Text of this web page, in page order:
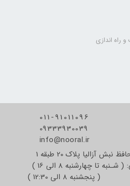
راه اندازی
011-91011096
09333930039
info@nooral.ir
آزالیا پلاک 20 طبقه 1
تا چهارشنبه 8 الی 16 )
12:30 )